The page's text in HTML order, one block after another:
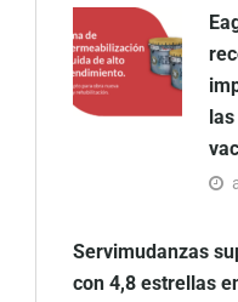
Servimudanzas
con 4,8 estrellas